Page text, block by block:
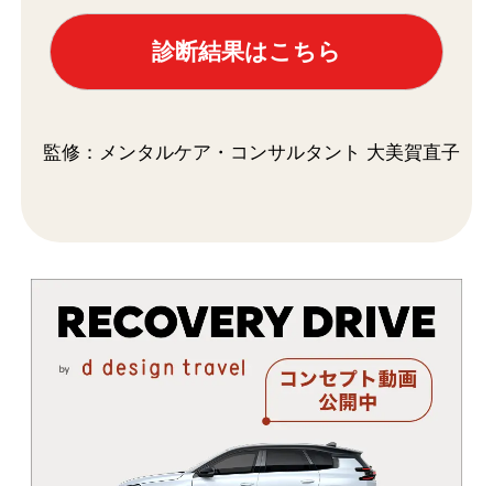
診断結果はこちら
監修：メンタルケア・コンサルタント 大美賀直子